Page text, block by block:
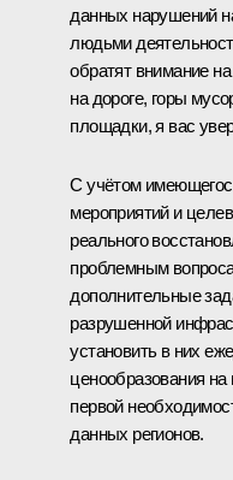
данных нарушений
людьми
обратят внимание
на дороге, горы
площадки, я вас
С учётом
мероприятий и
реального
проблемным
дополнительные
разрушенной
установить в них
ценообразования
первой
данных регионов.